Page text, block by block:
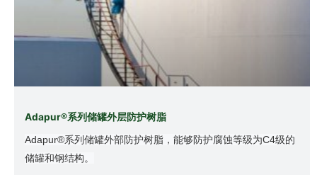
Adapur®系列储罐外层防护树脂
Adapur®系列储罐外部防护树脂，能够防护腐蚀等级为C4级的
储罐和钢结构。